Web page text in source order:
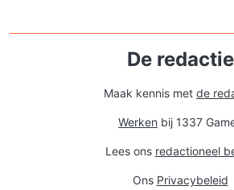
De redactie
Maak kennis met de
Werken bij 1337
Lees ons redactioneel
Ons Privacybeleid